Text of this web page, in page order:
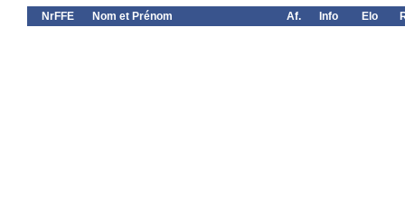
NrFFE Nom et Prénom Af. Info Elo